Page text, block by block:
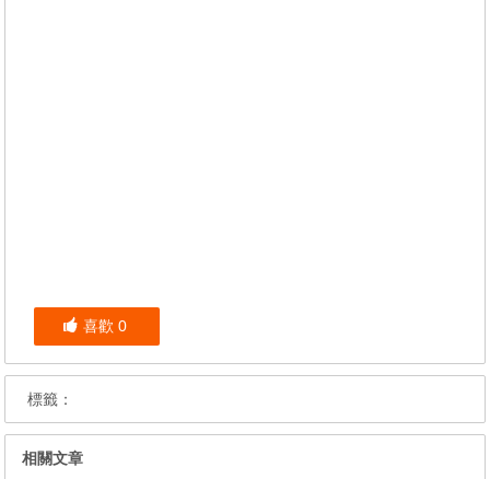
喜歡 0
標籤：
相關文章